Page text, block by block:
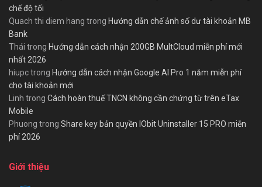
chế độ tối
Quach thi diem hang trong Hướng dẫn chế ảnh số dư tài khoản MB
Bank
Thái trong Hướng dẫn cách nhận 200GB MultCloud miễn phí mới
nhất 2026
hiupctrong Hướng dẫn cách nhận Google AI Pro 1 năm miễn phí
cho tài khoản mới
Linh trong Cách hoàn thuế TNCN không cần chứng từ trên eTax
Mobile
Phuong trong Share key bản quyền IObit Uninstaller 15 PRO miễn
phí 2026
Giới thiệu